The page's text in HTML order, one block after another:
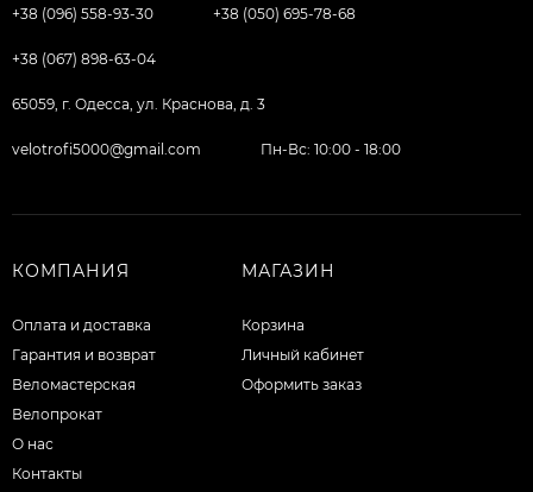
+38 (096) 558-93-30 +38 (050) 695-78-68
+38 (067) 898-63-04
65059, г. Одесса, ул. Краснова, д. 3
velotrofi5000@gmail.com Пн-Вс: 10:00 - 18:00
КОМПАНИЯ
Оплата и доставка
Гарантия и возврат
Веломастерская
Велопрокат
О нас
Контакты
МАГАЗИН
Корзина
Личный кабинет
Оформить заказ